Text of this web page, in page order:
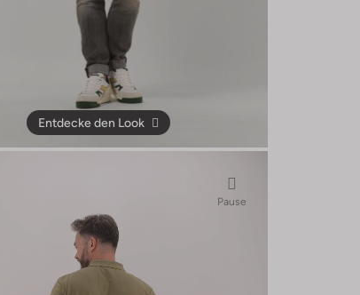
Entdecke den Look
Pause